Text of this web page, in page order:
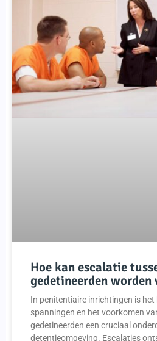
Hoe kan escalatie
gedetineerden worden
In penitentiaire inrichtingen is het
spanningen en het voorkomen
gedetineerden een cruciaal
detentieomgeving. Escalaties